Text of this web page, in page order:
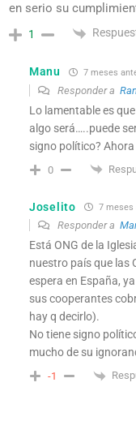
en serio su
1
Manu 7 meses
Responder a
Lo lamentable es
algo será…..puede
signo político?
0
Joselito 7 meses
Responder a
Está ONG de la
nuestro país que las
espera en España,
sus cooperantes
hay q decirlo).
No tiene signo
mucho de su
-1